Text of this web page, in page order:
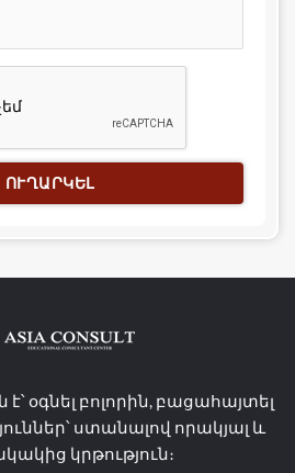
ՈՒՂԱՐԿԵԼ
է՝ օգնել բոլորին, բացահայտել
ստանալով որակյալ և
կրթություն։